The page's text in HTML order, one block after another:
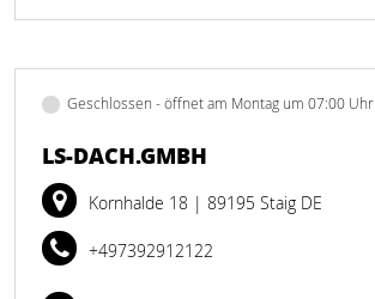
Geschlossen - öffnet am Montag um 07:00 Uhr
LS-DACH.GMBH
Kornhalde 18 | 89195 Staig DE
+497392912122